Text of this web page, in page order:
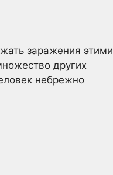
заражения этими
других
небрежно